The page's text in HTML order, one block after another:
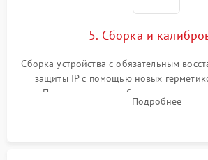
5. Сборка и
Сборка устройства с обязательным
защиты IP с помощью новых
Программная калибровка матрицы
абсолютно черному телу для точного
Подробнее